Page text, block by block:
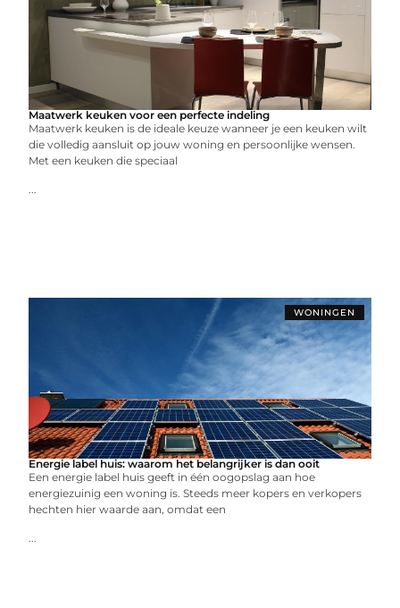
Maatwerk keuken voor een perfecte indeling
Maatwerk keuken is de ideale keuze wanneer je een keuken wilt
die volledig aansluit op jouw woning en persoonlijke wensen.
Met een keuken die speciaal
...
WONINGEN
Energie label huis: waarom het belangrijker is dan ooit
Een energie label huis geeft in één oogopslag aan hoe
energiezuinig een woning is. Steeds meer kopers en verkopers
hechten hier waarde aan, omdat een
...